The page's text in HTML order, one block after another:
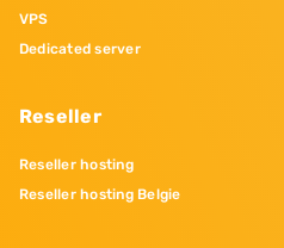
VPS
Dedicated server
Reseller
Reseller hosting
Reseller hosting Belgie